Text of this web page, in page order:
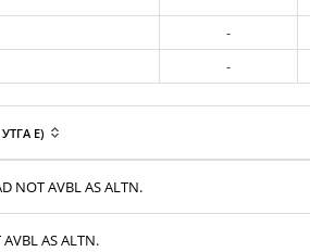
-
-
E)
NOT AVBL AS ALTN.
AVBL AS ALTN.